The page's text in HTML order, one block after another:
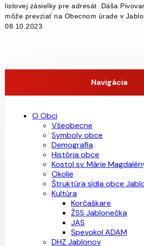
listovej zásielky pre adresát Dáša
môže prevziať na Obecnom úrade v
08.10.2023
Navigácia
O Obci
Všeobecne
Symboly obce
Demografia
História obce
Kostol sv. Márie
Okolie
Štruktúra sídla obce
Kultúra
Korčaškare
ŽSS Jablonečka
JAS
Spevokol ADAM
DHZ Jablonov